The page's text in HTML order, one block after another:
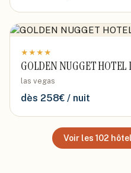
★ ★ ★ ★
GOLDEN NUGGET HOTEL
las vegas
dès 258€ / nuit
Voir les 102